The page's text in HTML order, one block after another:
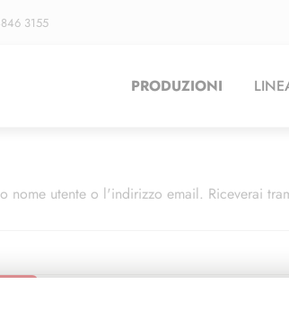
3155
PRODUZIONI
nome utente o l'indirizzo email. Riceverai